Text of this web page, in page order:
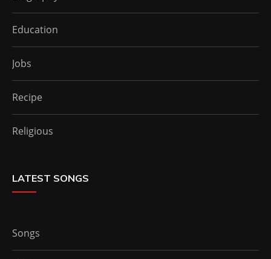
Education
Jobs
Recipe
Religious
LATEST SONGS
Songs